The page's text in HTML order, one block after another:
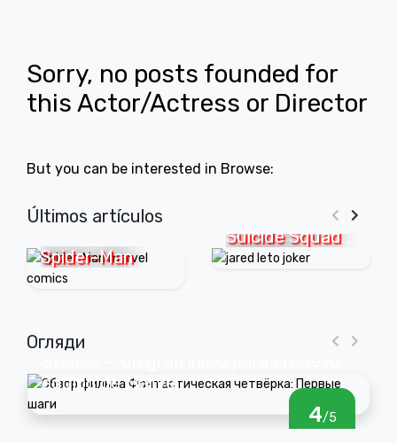
Sorry, no posts founded for
this Actor/Actress or Director
But you can be interested in Browse:
Últimos artículos
Spider-Man
Suicide Squad
marcó el
Огляди
Reseña de «Fantastic Four: First
equipo de Marvel
4/5